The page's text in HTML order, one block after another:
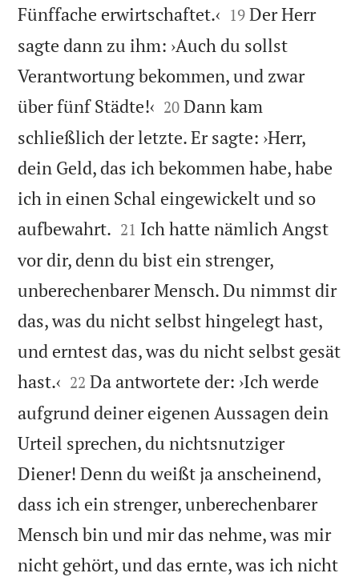
Fünffache erwirtschaftet.‹ 

19 Der Herr
sagte dann zu ihm: ›Auch du sollst
Verantwortung bekommen, und zwar
über fünf Städte!‹ 

20 Dann kam
schließlich der letzte. Er sagte: ›Herr,
dein Geld, das ich bekommen habe, habe
ich in einen Schal eingewickelt und so
aufbewahrt. 

21 Ich hatte nämlich Angst
vor dir, denn du bist ein strenger,
unberechenbarer Mensch. Du nimmst dir
das, was du nicht selbst hingelegt hast,
und erntest das, was du nicht selbst gesät
hast.‹ 

22 Da antwortete der: ›Ich werde
aufgrund deiner eigenen Aussagen dein
Urteil sprechen, du nichtsnutziger
Diener! Denn du weißt ja anscheinend,
dass ich ein strenger, unberechenbarer
Mensch bin und mir das nehme, was mir
nicht gehört, und das ernte, was ich nicht